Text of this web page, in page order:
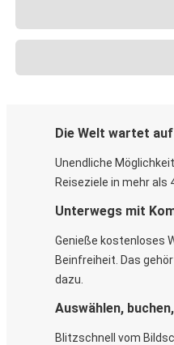
Die Welt wartet
Unendliche
Reiseziele in mehr als
Unterwegs mit
Genieße kostenloses
Beinfreiheit. Das
dazu.
Auswählen,
Blitzschnell vom